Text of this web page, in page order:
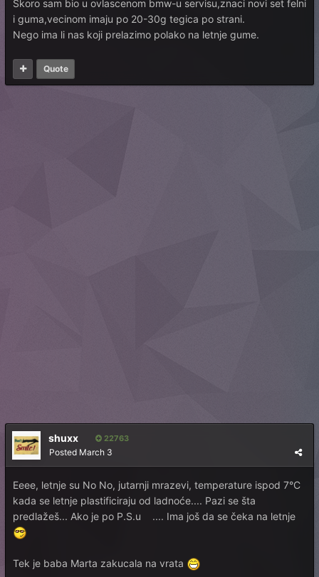
Skoro sam bio u ovlascenom bmw-u servisu,znaci novi set felni
i guma,vecinom imaju po 20-30g tegica po strani.
Nego ima li nas koji prelazimo polako na letnje gume.
Quote
shuxx 22763
Posted March 3
Eeee, letnje su No No, jutarnji mrazevi, temperature ispod 7°C
kada se letnje plastificiraju od ladnoće.... Pazi se šta
predlažeš... Ako je po P.S.u .... Ima još da se čeka na letnje
Tek je baba Marta zakucala na vrata